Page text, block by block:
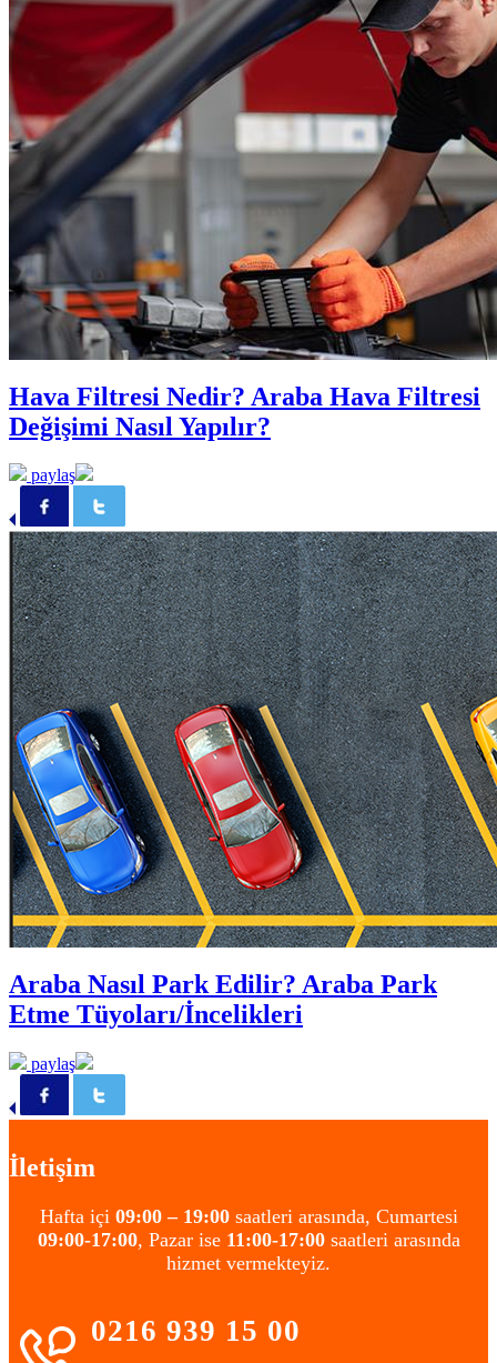
Hava Filtresi Nedir? Araba Hava Filtresi
Değişimi Nasıl Yapılır?
paylaş
Araba Nasıl Park Edilir? Araba Park
Etme Tüyoları/İncelikleri
paylaş
İletişim
Hafta içi 09:00 – 19:00saatleri arasında, Cumartesi
09:00-17:00, Pazar ise 11:00-17:00saatleri arasında
hizmet vermekteyiz.
0216 939 15 00